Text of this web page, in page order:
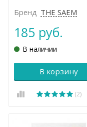
Бренд THE SAEM
185 руб.
В наличии
В корзину
(2)